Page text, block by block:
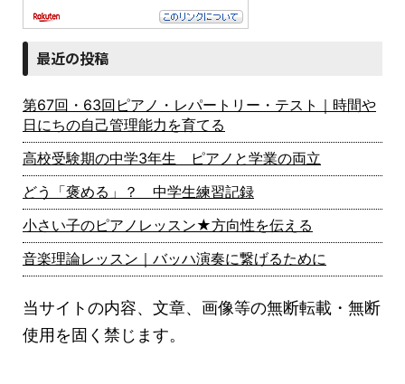
最近の投稿
第67回・63回ピアノ・レパートリー・テスト｜時間や
日にちの自己管理能力を育てる
高校受験期の中学3年生 ピアノと学業の両立
どう「褒める」？ 中学生練習記録
小さい子のピアノレッスン★方向性を伝える
音楽理論レッスン｜バッハ演奏に繋げるために
当サイトの内容、文章、画像等の無断転載・無断
使用を固く禁じます。